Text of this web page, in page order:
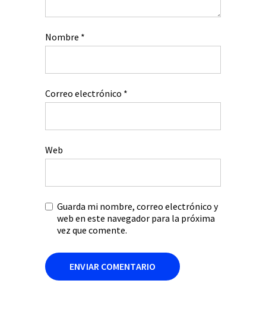
Nombre *
Correo electrónico *
Web
Guarda mi nombre, correo electrónico y
web en este navegador para la próxima
vez que comente.